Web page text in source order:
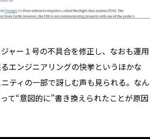
ャー１号の不具合を修正し、なおも運用
エンジニアリングの快挙というほかな
ティの一部で訝しむ声も見られる。なん
て“意図的に”書き換えられたことが原因